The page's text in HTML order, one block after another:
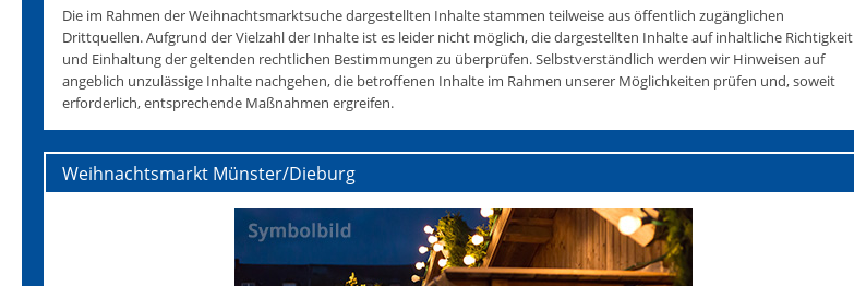
Die im Rahmen der Weihnachtsmarktsuche dargestellten Inhalte stammen teilweise aus öffentlich zugänglichen
Drittquellen. Aufgrund der Vielzahl der Inhalte ist es leider nicht möglich, die dargestellten Inhalte auf inhaltliche Richtigkeit
und Einhaltung der geltenden rechtlichen Bestimmungen zu überprüfen. Selbstverständlich werden wir Hinweisen auf
angeblich unzulässige Inhalte nachgehen, die betroffenen Inhalte im Rahmen unserer Möglichkeiten prüfen und, soweit
erforderlich, entsprechende Maßnahmen ergreifen.
Weihnachtsmarkt Münster/Dieburg